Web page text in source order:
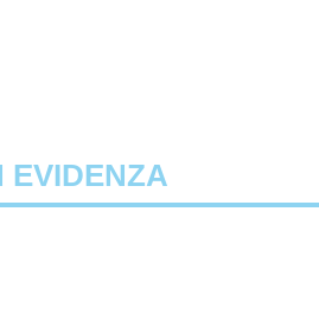
EVIDENZA